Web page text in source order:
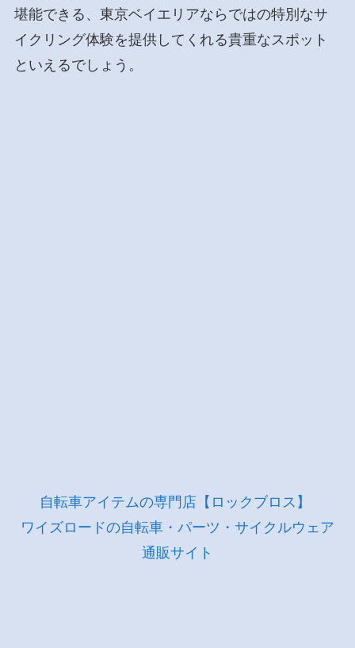
堪能できる、東京ベイエリアならではの特別なサ
イクリング体験を提供してくれる貴重なスポット
といえるでしょう。
自転車アイテムの専門店【ロックブロス】
ワイズロードの自転車・パーツ・サイクルウェア
通販サイト